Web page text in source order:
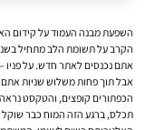
השפעת מבנה העמוד על קידום
הקרב על תשומת הלב מתחיל
אתם נכנסים לאתר חדש. על פניו
אבל תוך פחות משלוש שניות
הכפתורים קופצים, והטקסט
תכלס, ברגע הזה המוח כבר שוקל